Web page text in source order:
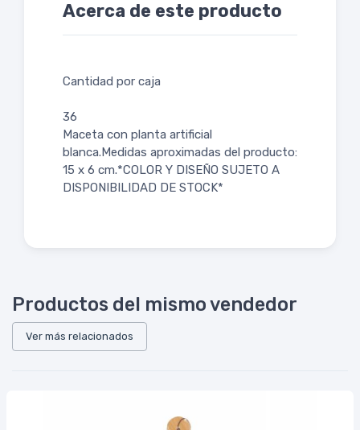
Acerca de este producto
Cantidad por caja
36
Maceta con planta artificial
blanca.Medidas aproximadas del producto:
15 x 6 cm.*COLOR Y DISEÑO SUJETO A
DISPONIBILIDAD DE STOCK*
Productos del mismo vendedor
Ver más relacionados